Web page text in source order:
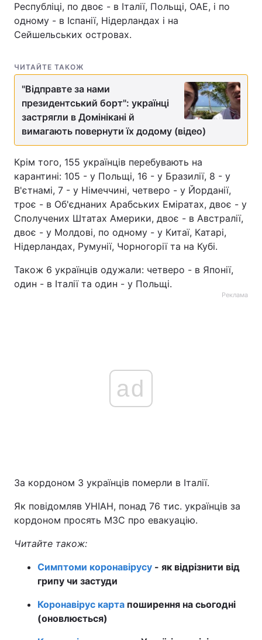
Послуги
Тема оформлення
Республіці, по двоє - в Італії, Польщі, ОАЕ, і по
одному - в Іспанії, Нідерландах і на
Сейшельських островах.
ЧИТАЙТЕ ТАКОЖ
"Відправте за нами
президентський борт": українці
застрягли в Домінікані й
вимагають повернути їх додому (відео)
Крім того, 155 українців перебувають на
карантині: 105 - у Польщі, 16 - у Бразилії, 8 - у
В'єтнамі, 7 - у Німеччині, четверо - у Йорданії,
троє - в Об'єднаних Арабських Еміратах, двоє - у
Сполучених Штатах Америки, двоє - в Австралії,
двоє - у Молдові, по одному - у Китаї, Катарі,
Нідерландах, Румунії, Чорногорії та на Кубі.
Також 6 українців одужали: четверо - в Японії,
один - в Італії та один - у Польщі.
Реклама
ad
За кордоном 3 українців померли в Італії.
Як повідомляв УНІАН, понад 76 тис. українців за
кордоном просять МЗС про евакуацію.
Читайте також:
Симптоми коронавірусу - як відрізнити від
грипу чи застуди
Коронавірус карта поширення на сьогодні
(оновлюється)